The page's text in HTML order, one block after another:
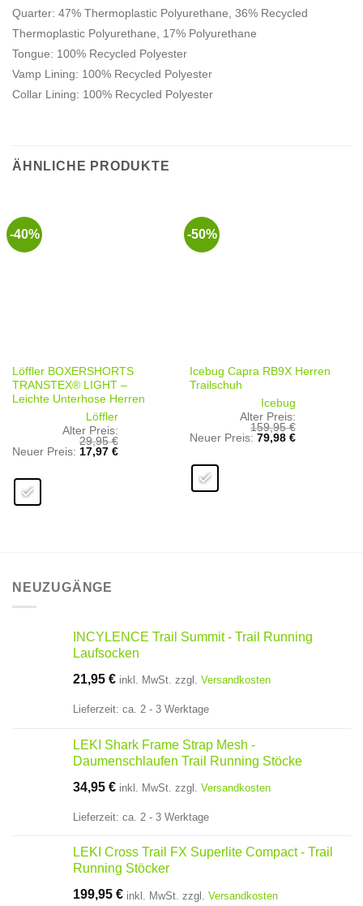
Quarter: 47% Thermoplastic Polyurethane, 36% Recycled
Thermoplastic Polyurethane, 17% Polyurethane
Tongue: 100% Recycled Polyester
Vamp Lining: 100% Recycled Polyester
Collar Lining: 100% Recycled Polyester
ÄHNLICHE PRODUKTE
-40%
Löffler BOXERSHORTS
TRANSTEX® LIGHT –
Leichte Unterhose Herren
Löffler
Alter Preis:
29,95€
Ursprünglicher
29,95 €
Neuer Preis: 17,97 €Aktueller
-50%
Icebug Capra RB9X Herren
Trailschuh
Icebug
Alter Preis:
159,95€
Ursprünglicher
159,95 €
Neuer Preis: 79,98 €Aktueller
NEUZUGÄNGE
INCYLENCE Trail Summit - Trail Running
Laufsocken
21,95 € inkl. MwSt. zzgl. Versandkosten
Lieferzeit: ca. 2 - 3 Werktage
LEKI Shark Frame Strap Mesh -
Daumenschlaufen Trail Running Stöcke
34,95 € inkl. MwSt. zzgl. Versandkosten
Lieferzeit: ca. 2 - 3 Werktage
LEKI Cross Trail FX Superlite Compact - Trail
Running Stöcker
199,95 € inkl. MwSt. zzgl. Versandkosten